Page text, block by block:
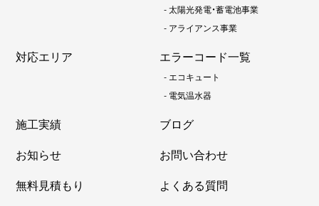
-太陽光発電・蓄電池事業
- アライアンス事業
対応エリア エラーコード一覧
-エコキュート
- 電気温水器
施工実績
ブログ
お知らせ
お問い合わせ
無料見積もり
よくある質問